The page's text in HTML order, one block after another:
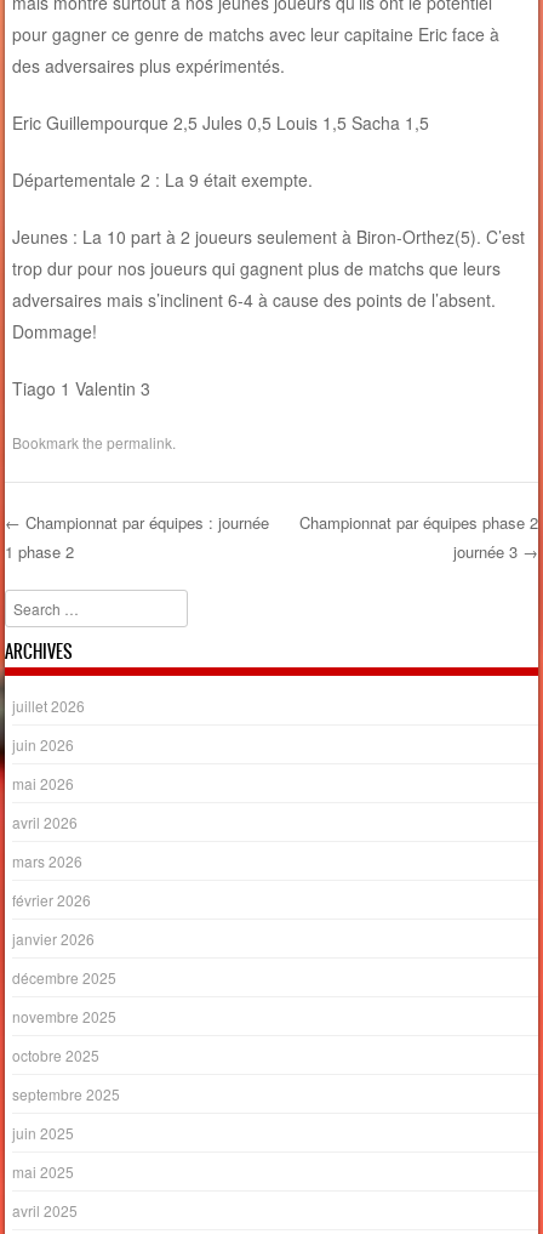
pour gagner ce genre de matchs avec leur capitaine Eric face à
des adversaires plus expérimentés.
Eric Guillempourque 2,5 Jules 0,5 Louis 1,5 Sacha 1,5
Départementale 2 : La 9 était exempte.
Jeunes : La 10 part à 2 joueurs seulement à Biron-Orthez(5). C’est
trop dur pour nos joueurs qui gagnent plus de matchs que leurs
adversaires mais s’inclinent 6-4 à cause des points de l’absent.
Dommage!
Tiago 1 Valentin 3
Bookmark thepermalink
Post navigation
← Championnat par équipes : journée
1 phase 2
Championnat par équipes phase 2
journée 3 →
Search
ARCHIVES
juillet 2026
juin 2026
mai 2026
avril 2026
mars 2026
février 2026
janvier 2026
décembre 2025
novembre 2025
octobre 2025
septembre 2025
juin 2025
mai 2025
avril 2025